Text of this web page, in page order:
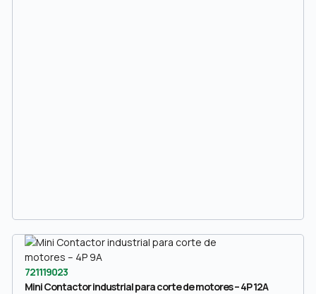
721119023
Mini Contactor industrial para corte de motores – 4P 12A